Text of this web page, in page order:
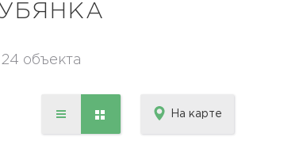
24 объекта
На карте